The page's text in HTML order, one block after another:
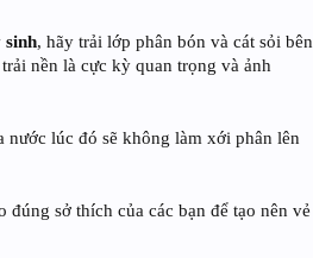
sinh, hãy trải lớp phân bón và cát sỏi bên
nền là cực kỳ quan trọng và ảnh
lúc đó sẽ không làm xới phân lên
sở thích của các bạn để tạo nên vẻ